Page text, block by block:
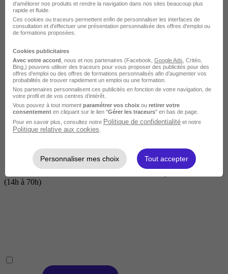
Courte
2 jours à 2 semaines
(14h à 70h)
d'améliorer nos produits et rendre la navigation dans nos sites beaucoup plus
rapide et fluide.
Ces cookies ou traceurs permettent enfin de personnaliser les interfaces de
consultation et d'effectuer une présentation personnalisée des offres d'emploi ou
de formations proposées.
Cookies publicitaires
Avec votre accord , nous et nos partenaires (Facebook, Google Ads , Critéo,
Bing,) pouvons utiliser des traceurs pour vous proposer des publicités pour des
offres d’emploi ou des offres de formations personnalisés afin d’augmenter vos
probabilités de trouver rapidement un emploi ou une formation.
Nos partenaires personnalisent ces publicités en fonction de votre navigation, de
votre profil et de vos centres d’intérêt.
Vous pouvez à tout moment paramétrer vos choix ou retirer votre
consentement en cliquant sur le lien "Gérer les traceurs" en bas de page.
Pour en savoir plus, consultez notre Politique de confidentialité et notre
Politique relative aux cookies
Personnaliser mes choix Tout accepter